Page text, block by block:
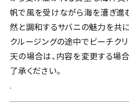
帆で風を受けながら海を漕ぎ進
然と調和するサバニの魅力を共に
クルージングの途中でビーチク
天の場合は、内容を変更する場
了承ください。
.